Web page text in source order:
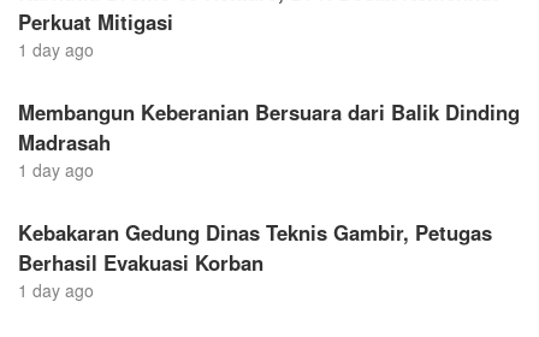
Perkuat Mitigasi
1 day ago
Membangun Keberanian Bersuara dari Balik Dinding
Madrasah
1 day ago
Kebakaran Gedung Dinas Teknis Gambir, Petugas
Berhasil Evakuasi Korban
1 day ago